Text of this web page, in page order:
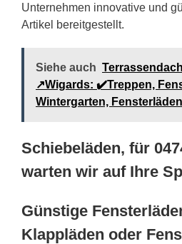
Unternehmen innovative und
Artikel bereitgestellt.
Siehe auch
↗️Wigards: ✔️Treppen,
Wintergarten, Fensterläden
Schiebeläden, für
warten wir auf Ihre
Günstige
Klappläden oder